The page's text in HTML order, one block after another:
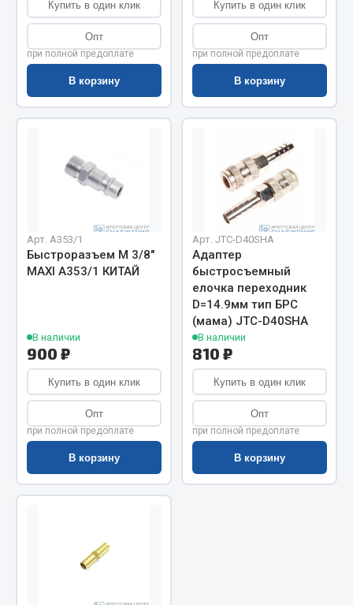
Весь раздел
Цепи подъёмные
Весь раздел
РТИ
Кольца уплотнительные
Манжеты
Паронит
Весь раздел
Автомобильная электрика
Автолампы
Выключатели и переключатели клавишные
Выключатели кнопочные
Купить в один клик
Опт
при полной предоплате
В корзину
Купить в один клик
Опт
при полной предоплате
В корзину
Арт. А353/1
Быстроразъем М 3/8"
MAXI А353/1 КИТАЙ
В наличии
900 ₽
Купить в один клик
Опт
при полной предоплате
В корзину
Арт. JTC-D40SHA
Адаптер
быстросъемный
елочка переходник
D=14.9мм тип БРС
(мама) JTC-D40SHA
В наличии
810 ₽
Купить в один клик
Опт
при полной предоплате
В корзину